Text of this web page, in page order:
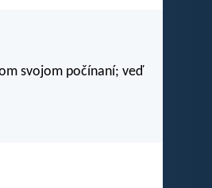
svojom počínaní; veď